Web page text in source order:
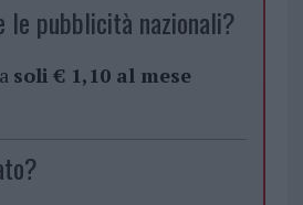
le pubblicità nazionali?
soli € 1,10 al mese